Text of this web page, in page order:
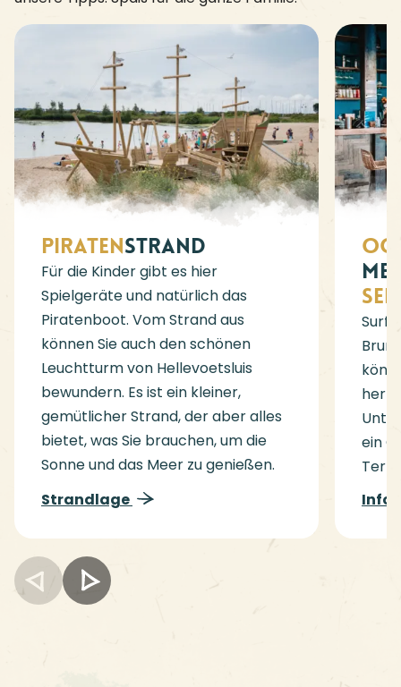
Piratenstrand
Für die Kinder gibt es hier
Spielgeräte und natürlich das
Piratenboot. Vom Strand aus
können Sie auch den schönen
Leuchtturm von Hellevoetsluis
bewundern. Es ist ein kleiner,
gemütlicher Strand, der aber alles
bietet, was Sie brauchen, um die
Sonne und das Meer zu genießen.
Strandlage
See
ein